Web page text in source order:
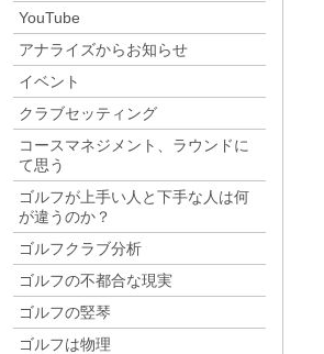
YouTube
アナライズからお知らせ
イベント
クラブセッティング
コースマネジメント、ラウンドに
て思う
ゴルフが上手い人と下手な人は何
が違うのか？
ゴルフクラブ分析
ゴルフの不都合な現実
ゴルフの竪琴
ゴルフは物理